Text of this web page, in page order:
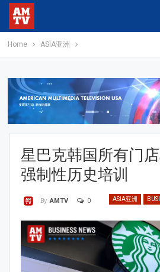
Home ASIA亚洲
星巴克韩国所有门
强制性历史培训
ASIA亚洲
By AMTV 0